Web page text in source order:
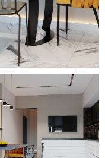
кухни
фактур и
с